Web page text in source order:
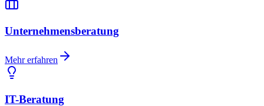
Unternehmensberatung
Mehr erfahren
IT-Beratung